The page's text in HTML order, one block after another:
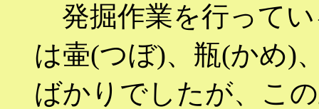
発掘作業を行って
は壷(つぼ)、瓶(かめ)
ばかりでしたが、こ